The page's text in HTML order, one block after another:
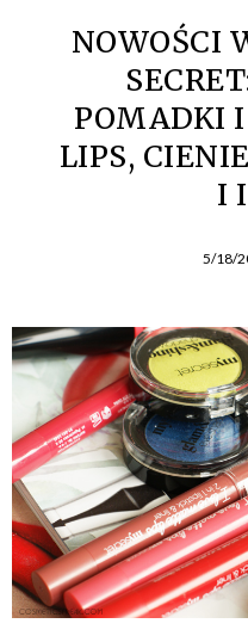
NOWOŚCI
POMADKI
LIPS,
I
5/18/